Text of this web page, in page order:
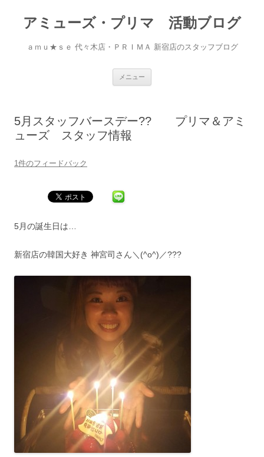
アミューズ・プリマ 活動ブログ
ａｍｕ★ｓｅ 代々木店・ＰＲＩＭＡ 新宿店のスタッフブログ
メニュー
5月スタッフバースデー?? プリマ＆アミ
ューズ スタッフ情報
1件のフィードバック
5月の誕生日は…
新宿店の韓国大好き 神宮司さん＼(^o^)／???